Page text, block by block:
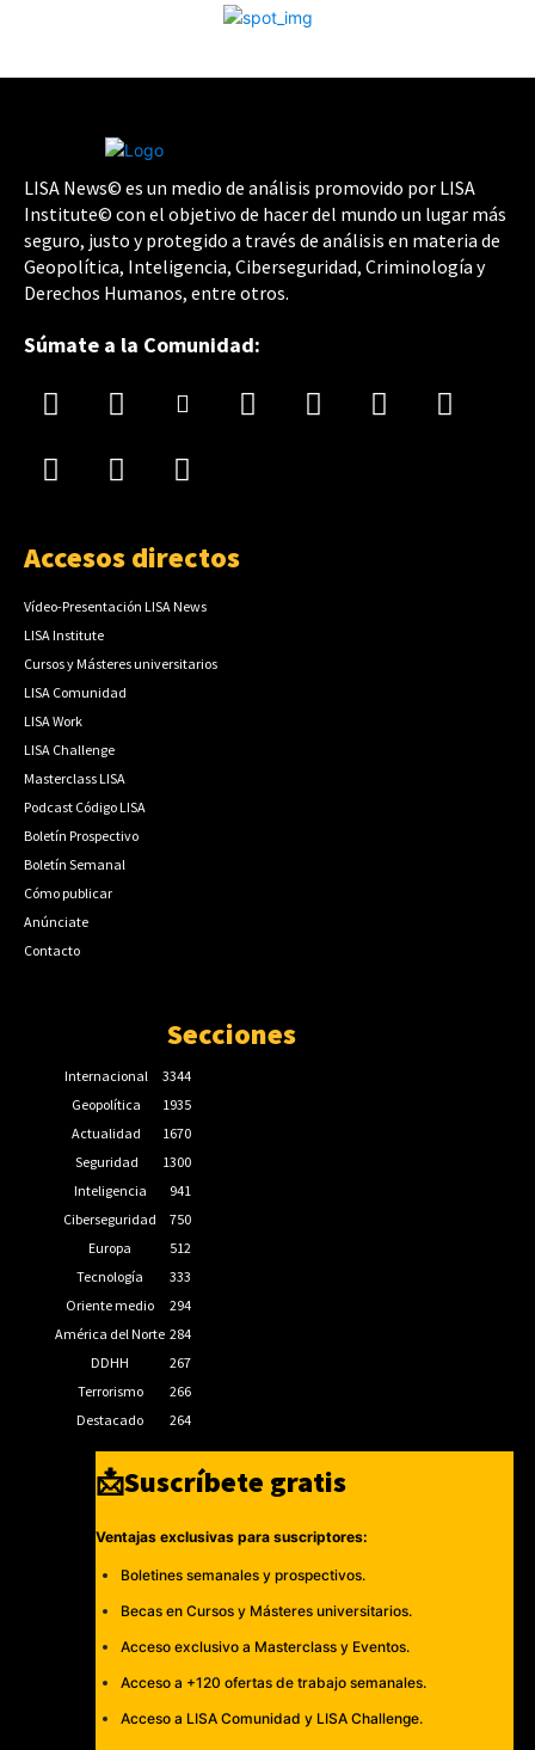
LISA News© es un medio de análisis promovido por LISA
Institute© con el objetivo de hacer del mundo un lugar más
seguro, justo y protegido a través de análisis en materia de
Geopolítica, Inteligencia, Ciberseguridad, Criminología y
Derechos Humanos, entre otros.
Súmate a la Comunidad:
Accesos directos
Vídeo-Presentación LISA News
LISA Institute
Cursos y Másteres universitarios
LISA Comunidad
LISA Work
LISA Challenge
Masterclass LISA
Podcast Código LISA
Boletín Prospectivo
Boletín Semanal
Cómo publicar
Anúnciate
Contacto
Secciones
Internacional
3344
Geopolítica
1935
Actualidad
1670
Seguridad
1300
Inteligencia
941
Ciberseguridad
750
Europa
512
Tecnología
333
Oriente medio
294
América del Norte 284
DDHH
267
Terrorismo
266
Destacado
264
📩Suscríbete gratis
Ventajas exclusivas para suscriptores:
Boletines semanales y prospectivos.
Becas en Cursos y Másteres universitarios.
Acceso exclusivo a Masterclass y Eventos.
Acceso a +120 ofertas de trabajo semanales.
Acceso a LISA Comunidad y LISA Challenge.